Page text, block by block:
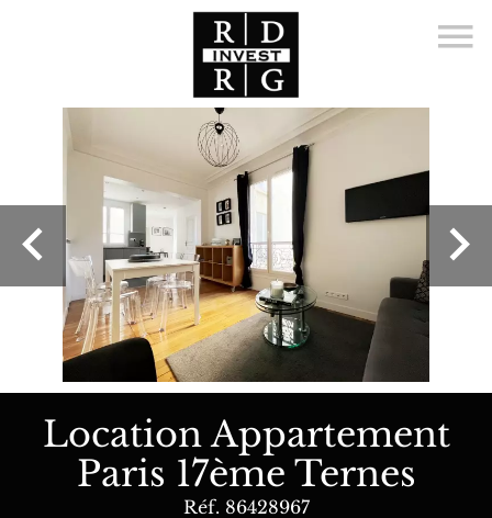
Location Appartement
Paris 17ème Ternes
Réf. 86428967